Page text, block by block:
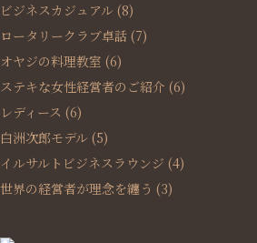
ビジネスカジュアル (8)
ロータリークラブ卓話 (7)
オヤジの料理教室 (6)
ステキな女性経営者のご紹介 (6)
レディース (6)
白洲次郎モデル (5)
イルサルトビジネスラウンジ (4)
世界の経営者が理念を纏う (3)